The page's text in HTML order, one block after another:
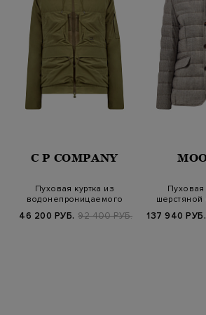
C P COMPANY
Пуховая куртка из
водонепроницаемого
46 200 РУБ. 92 400 РУБ.
Пуховая
137 940 РУБ.